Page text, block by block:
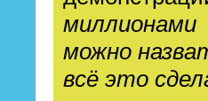
можно
всё это